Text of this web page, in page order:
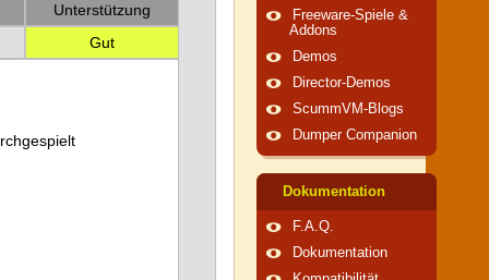
Unterstützung
Gut
Freeware-Spiele &
Addons
Demos
Director-Demos
ScummVM-Blogs
Dumper Companion
Dokumentation
F.A.Q.
Dokumentation